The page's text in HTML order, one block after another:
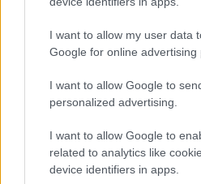
I want to allow my user data
Google for online advertising
I want to allow Google to
personalized advertising.
I want to allow Google to
related to analytics like
device identifiers in apps.
maga mögött tudta-e
többször is DRS-sel
néhány plusz km/óra
Akárhogy is, miként az